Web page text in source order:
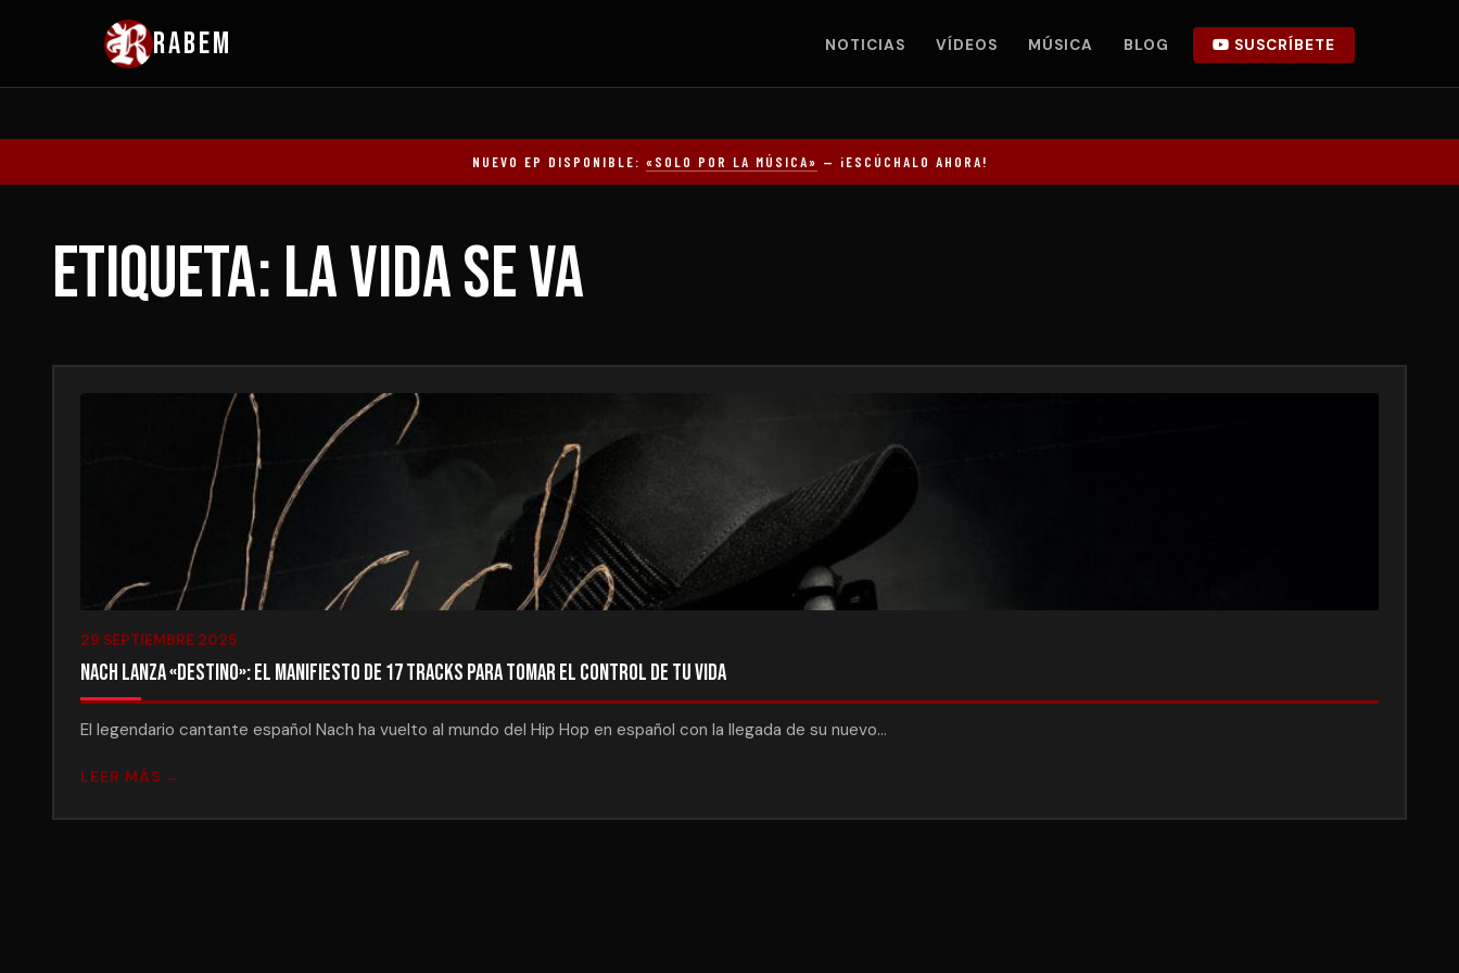
NUEVO EP DISPONIBLE: «SOLO POR LA MÚSICA» — ¡ESCÚCHALO AHORA!
RABEM NOTICIAS VÍDEOS MÚSICA BLOG SUSCRÍBETE
Etiqueta: la vida se va
29 SEPTIEMBRE 2025
Nach Lanza «Destino»: El Manifiesto de 17 Tracks para Tomar el Control de tu Vida
El legendario cantante español Nach ha vuelto al mundo del Hip Hop en español c͏on la llegada de su nuevo…
LEER MÁS →